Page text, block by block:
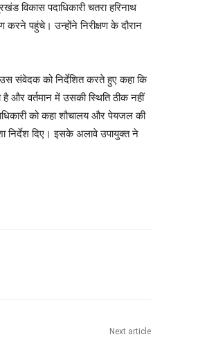
विकास पदाधिकारी चतरा हरिनाथ
करने पहुंचे। उन्होंने निरीक्षण के दौरान
उस संवेदक को निर्देशित करते हुए कहा कि
है और वर्तमान में उसकी स्थिति ठीक नहीं
को कहा शौचालय और पेयजल की
निर्देश दिए। इसके अलावे उपायुक्त ने
Next article